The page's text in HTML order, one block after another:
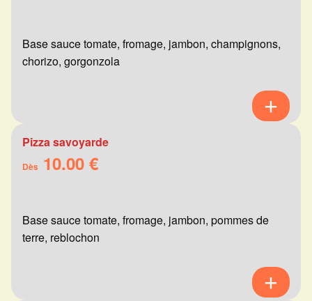
Base sauce tomate, fromage, jambon, champignons,
chorizo, gorgonzola
Pizza savoyarde
Dès 10.00 €
Base sauce tomate, fromage, jambon, pommes de
terre, reblochon